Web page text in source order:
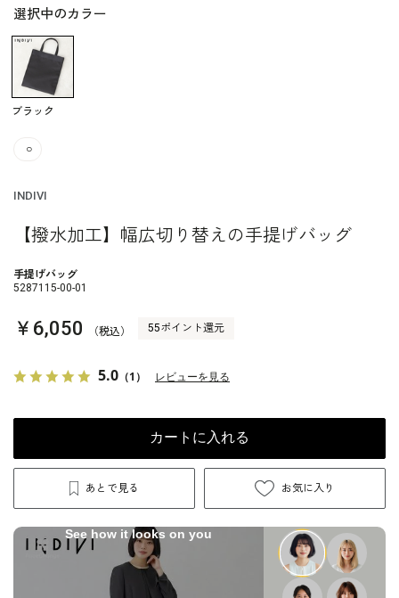
選択中のカラー
ブラック
○
INDIVI
【撥水加工】幅広切り替えの手提げバッグ
手提げバッグ
5287115-00-01
￥6,050 （税込） 55ポイント還元
5.0 （1） レビューを見る
カートに入れる
あとで見る お気に入り
See how it looks on you